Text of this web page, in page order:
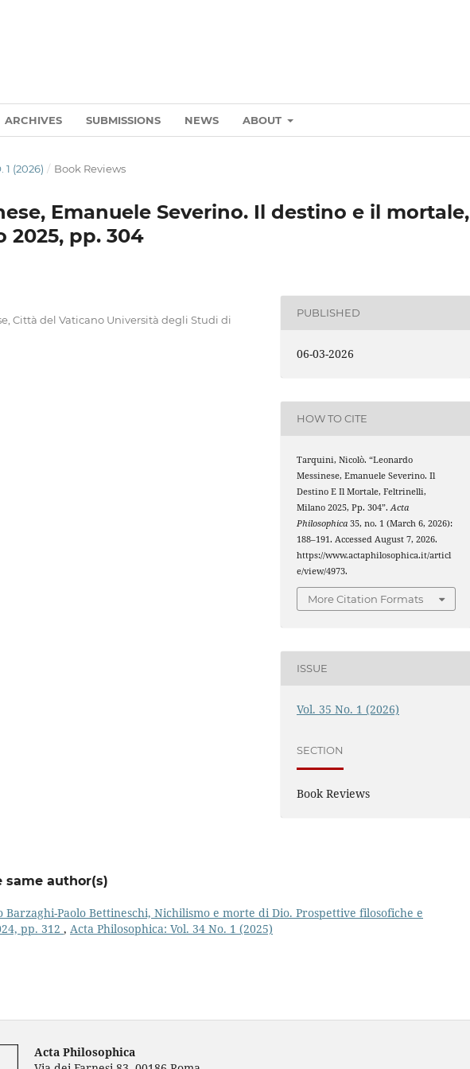
ARCHIVES SUBMISSIONS NEWS ABOUT
1 (2026) / Book Reviews
Emanuele Severino. Il destino e il mortale,
2025, pp. 304
Città del Vaticano Università degli Studi di
PUBLISHED
06-03-2026
HOW TO CITE
Tarquini, Nicolò. “Leonardo
Messinese, Emanuele Severino. Il
Destino E Il Mortale, Feltrinelli,
Milano 2025, Pp. 304”.Acta
Philosophica 35, no. 1 (March 6, 2026):
188–191. Accessed August 7, 2026.
https://www.actaphilosophica.it/articl
e/view/4973.
More Citation Formats
ISSUE
Vol. 35 No. 1 (2026)
SECTION
Book Reviews
same author(s)
Barzaghi-Paolo Bettineschi, Nichilismo e morte di Dio. Prospettive filosofiche e
pp. 312 , Acta Philosophica: Vol. 34 No. 1 (2025)
Acta Philosophica